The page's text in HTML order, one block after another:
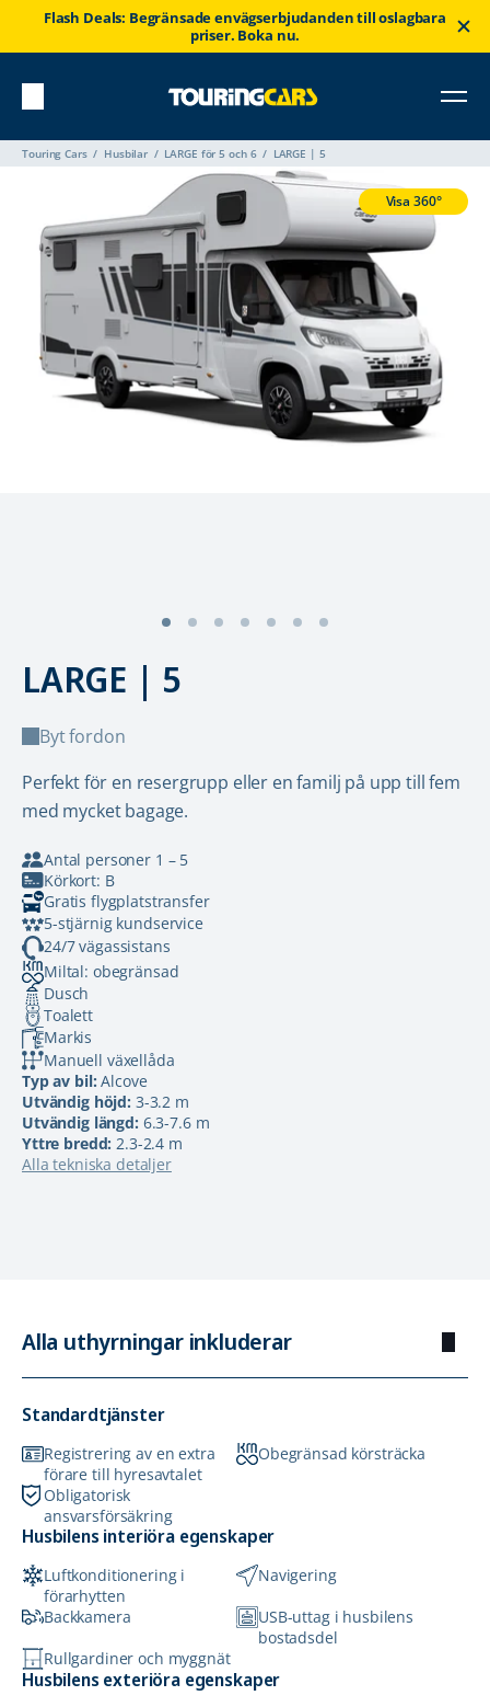
Flash Deals: Begränsade envägserbjudanden till oslagbara
priser. Boka nu.
Touring Cars Husbilar LARGE för 5 och 6 LARGE | 5
LARGE | 5
Byt fordon
Perfekt för en resergrupp eller en familj på upp till fem
med mycket bagage.
Antal personer 1 – 5
Körkort: B
Gratis flygplatstransfer
5-stjärnig kundservice
24/7 vägassistans
Miltal: obegränsad
Dusch
Toalett
Markis
Manuell växellåda
Typ av bil: Alcove
Utvändig höjd: 3-3.2 m
Utvändig längd: 6.3-7.6 m
Yttre bredd: 2.3-2.4 m
Alla tekniska detaljer
Visa 360°
Alla uthyrningar inkluderar
Standardtjänster
Registrering av en extra
förare till hyresavtalet
Obegränsad körsträcka
Obligatorisk
ansvarsförsäkring
Husbilens interiöra egenskaper
Luftkonditionering i
förarhytten
Navigering
Backkamera
USB-uttag i husbilens
bostadsdel
Rullgardiner och myggnät
Husbilens exteriöra egenskaper